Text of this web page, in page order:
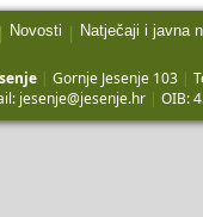
| Novosti | Natječaji i javna
| Gornje Jesenje 103 |
jesenje@jesenje.hr | OIB: